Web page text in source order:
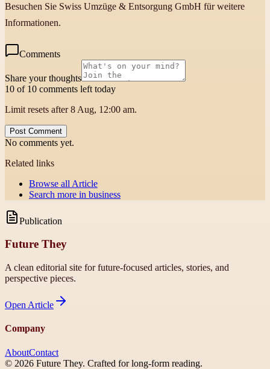
Besuchen Sie Swiss Umzüge & Entsorgung GmbH für weitere
Informationen.
Comments
Share your thoughts
10 of 10 comments left today
Limit resets after 8 Aug, 12:00 am.
Post Comment
No comments yet.
Related links
Browse all Article
Search more in business
Publication
Future They
A clean editorial site for future-focused articles, stories, and
perspective pieces.
Open Article
Company
AboutContact
© 2026 Future They. Crafted for long-form reading.